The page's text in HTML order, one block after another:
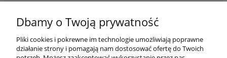
Dbamy o Twoją prywatność
Pliki cookies i pokrewne im technologie umożliwiają poprawne
działanie strony i pomagają nam dostosować ofertę do Twoich